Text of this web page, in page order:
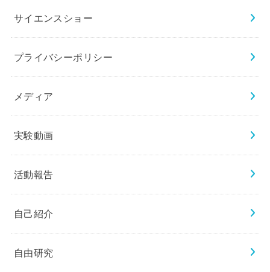
サイエンスショー
プライバシーポリシー
メディア
実験動画
活動報告
自己紹介
自由研究